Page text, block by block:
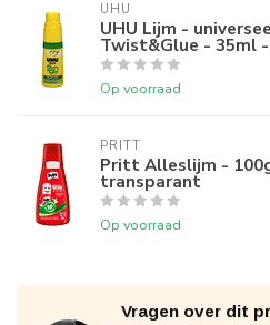
UHU
UHU Lijm -
Twist&Glue - 35ml
Op voorraad
PRITT
Pritt Alleslijm -
transparant
Op voorraad
Vragen over dit